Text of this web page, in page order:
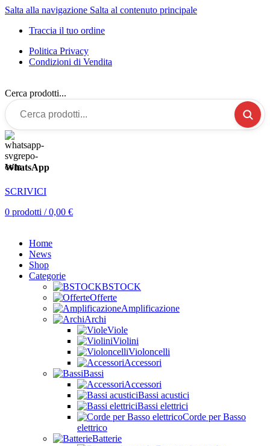
Salta alla navigazione Salta al contenuto principale
Traccia il tuo ordine
Politica Privacy
Condizioni di Vendita
Cerca prodotti...
WhatsApp
SCRIVICI
0 prodotti / 0,00 €
Home
News
Shop
Categorie
BSTOCK
Offerte
Amplificazione
Archi
Viole
Violini
Violoncelli
Accessori
Bassi
Accessori
Bassi acustici
Bassi elettrici
Corde per Basso
elettrico
Batterie